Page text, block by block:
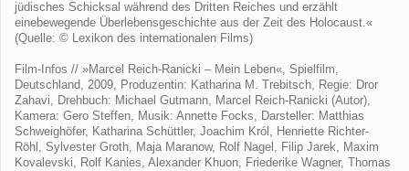
jüdisches Schicksal während des Dritten Reiches und erzählt
einebewegende Überlebensgeschichte aus der Zeit des Holocaust.«
(Quelle: © Lexikon des internationalen Films)
Film-Infos // »Marcel Reich-Ranicki – Mein Leben«, Spielfilm,
Deutschland, 2009, Produzentin: Katharina M. Trebitsch, Regie: Dror
Zahavi, Drehbuch: Michael Gutmann, Marcel Reich-Ranicki (Autor),
Kamera: Gero Steffen, Musik: Annette Focks, Darsteller: Matthias
Schweighöfer, Katharina Schüttler, Joachim Król, Henriette Richter-
Röhl, Sylvester Groth, Maja Maranow, Rolf Nagel, Filip Jarek, Maxim
Kovalevski, Rolf Kanies, Alexander Khuon, Friederike Wagner, Thomas